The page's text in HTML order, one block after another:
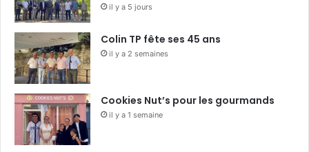
il y a 5 jours
Colin TP fête ses 45 ans
il y a 2 semaines
Cookies Nut’s pour les gourmands
il y a 1 semaine